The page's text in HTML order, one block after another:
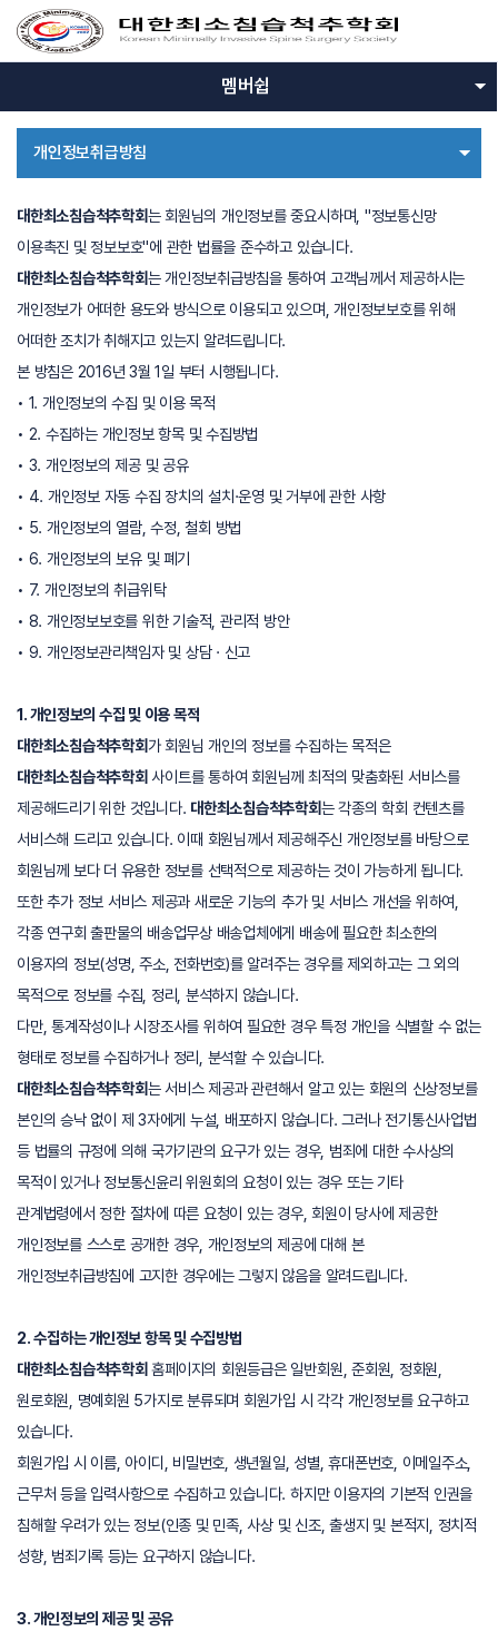
열
멤버쉽
개인정보취급방침
대한최소침습척추학회는 회원님의 개인정보를 중요시하며, "정보통신망
이용촉진 및 정보보호"에 관한 법률을 준수하고 있습니다.
대한최소침습척추학회는 개인정보취급방침을 통하여 고객님께서 제공하시는
개인정보가 어떠한 용도와 방식으로 이용되고 있으며, 개인정보보호를 위해
어떠한 조치가 취해지고 있는지 알려드립니다.
본 방침은 2016년 3월 1일 부터 시행됩니다.
• 1. 개인정보의 수집 및 이용 목적
• 2. 수집하는 개인정보 항목 및 수집방법
• 3. 개인정보의 제공 및 공유
• 4. 개인정보 자동 수집 장치의 설치·운영 및 거부에 관한 사항
• 5. 개인정보의 열람, 수정, 철회 방법
• 6. 개인정보의 보유 및 폐기
• 7. 개인정보의 취급위탁
• 8. 개인정보보호를 위한 기술적, 관리적 방안
• 9. 개인정보관리책임자 및 상담 · 신고
1. 개인정보의 수집 및 이용 목적
대한최소침습척추학회가 회원님 개인의 정보를 수집하는 목적은
대한최소침습척추학회 사이트를 통하여 회원님께 최적의 맞춤화된 서비스를
제공해드리기 위한 것입니다. 대한최소침습척추학회는 각종의 학회 컨텐츠를
서비스해 드리고 있습니다. 이때 회원님께서 제공해주신 개인정보를 바탕으로
회원님께 보다 더 유용한 정보를 선택적으로 제공하는 것이 가능하게 됩니다.
또한 추가 정보 서비스 제공과 새로운 기능의 추가 및 서비스 개선을 위하여,
각종 연구회 출판물의 배송업무상 배송업체에게 배송에 필요한 최소한의
이용자의 정보(성명, 주소, 전화번호)를 알려주는 경우를 제외하고는 그 외의
목적으로 정보를 수집, 정리, 분석하지 않습니다.
다만, 통계작성이나 시장조사를 위하여 필요한 경우 특정 개인을 식별할 수 없는
형태로 정보를 수집하거나 정리, 분석할 수 있습니다.
대한최소침습척추학회는 서비스 제공과 관련해서 알고 있는 회원의 신상정보를
본인의 승낙 없이 제 3자에게 누설, 배포하지 않습니다. 그러나 전기통신사업법
등 법률의 규정에 의해 국가기관의 요구가 있는 경우, 범죄에 대한 수사상의
목적이 있거나 정보통신윤리 위원회의 요청이 있는 경우 또는 기타
관계법령에서 정한 절차에 따른 요청이 있는 경우, 회원이 당사에 제공한
개인정보를 스스로 공개한 경우, 개인정보의 제공에 대해 본
개인정보취급방침에 고지한 경우에는 그렇지 않음을 알려드립니다.
2. 수집하는 개인정보 항목 및 수집방법
대한최소침습척추학회 홈페이지의 회원등급은 일반회원, 준회원, 정회원,
원로회원, 명예회원 5가지로 분류되며 회원가입 시 각각 개인정보를 요구하고
있습니다.
회원가입 시 이름, 아이디, 비밀번호, 생년월일, 성별, 휴대폰번호, 이메일주소,
근무처 등을 입력사항으로 수집하고 있습니다. 하지만 이용자의 기본적 인권을
침해할 우려가 있는 정보(인종 및 민족, 사상 및 신조, 출생지 및 본적지, 정치적
성향, 범죄기록 등)는 요구하지 않습니다.
3. 개인정보의 제공 및 공유